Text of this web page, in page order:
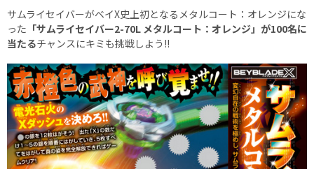
サムライセイバーがベイX史上初となるメタルコート：オレンジにな
った 「サムライセイバー2-70L メタルコート：オレンジ」が100名に
当たるチャンスにキミも挑戦しよう!!